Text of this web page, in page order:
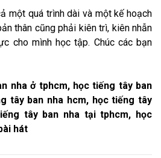
một quá trình dài và một kế hoạch
thân cũng phải kiên trì, kiên nhẫn
cho mình học tập. Chúc các bạn
nha ở tphcm, học tiếng tây ban
tây ban nha hcm, học tiếng tây
tây ban nha tại tphcm, học
hát